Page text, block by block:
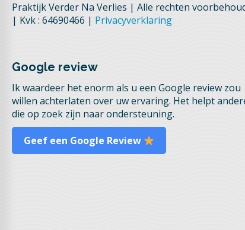
Praktijk Verder Na Verlies | Alle rechten
| Kvk : 64690466 | Privacyverklaring
Google review
Ik waardeer het enorm als u een Google review zou
willen achterlaten over uw ervaring. Het helpt
die op zoek zijn naar ondersteuning.
Geef een Google Review